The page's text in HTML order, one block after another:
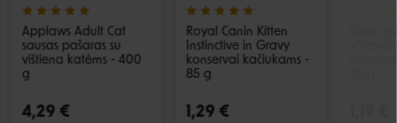
Applaws Adult Cat
sausas pašaras su
vištiena katėms - 400
g
4,29 €
Royal Canin Kitten
Instinctive in Gravy
konservai kačiukams -
85 g
1,29 €